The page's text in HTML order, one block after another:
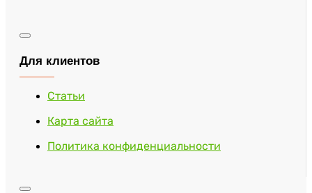
Для клиентов
Статьи
Карта сайта
Политика конфиденциальности